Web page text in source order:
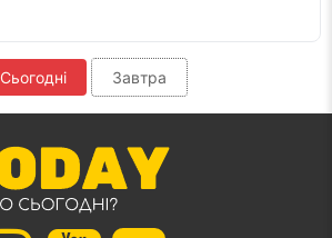
Сьогодні Завтра